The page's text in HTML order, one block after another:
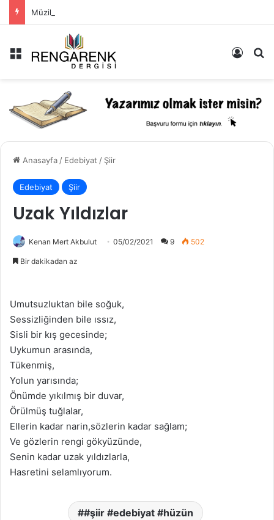
Menü Kayıt
Anasayfa/ Edebiyat / Şiir
Edebiyat Şiir
Uzak Yıldızlar
Kenan Mert Akbulut 05/02/2021 9 502
Bir dakikadan az
Umutsuzluktan bile soğuk,
Sessizliğinden bile ıssız,
Sisli bir kış gecesinde;
Uykumun arasında,
Tükenmiş,
Yolun yarısında;
Önümde yıkılmış bir duvar,
Örülmüş tuğlalar,
Ellerin kadar narin,sözlerin kadar sağlam;
Ve gözlerin rengi gökyüzünde,
Senin kadar uzak yıldızlarla,
Hasretini selamlıyorum.
#şiir #edebiyat #hüzün